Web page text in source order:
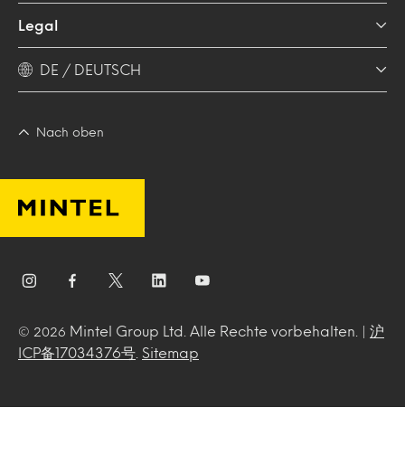
Legal
DE / DEUTSCH
Nach oben
© 2026 Mintel Group Ltd. Alle Rechte vorbehalten. | 沪
ICP备17034376号
Sitemap